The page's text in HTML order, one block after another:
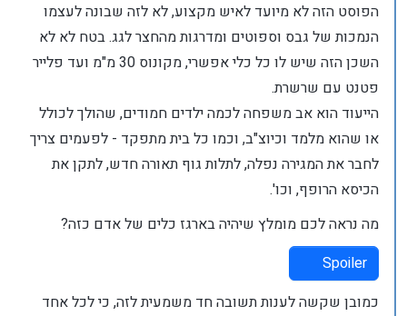
הפוסט הזה לא מיועד לאיש מקצוע, לא לזה שבונה לעצמו
הנמכות של גבס וספוטים ומדרגות מהחצר לגג. בטח לא לא
השכן הזה שיש לו כל כלי אפשרי, מקונוס 30 מ"מ ועד פלייר
פטנט עם שרשרת.
הייעוד הוא אב משפחה לכמה ילדים חמודים, שהולך לכולל
או שהוא מלמד וכיוצ"ב, וכמו כל בית מתפקד - לפעמים צריך
לחבר את המגירה נפלה, לתלות גוף תאורה חדש, לתקן את
הכיסא הרופף, וכו'.
מה נראה לכם מומלץ שיהיה בארגז כלים של אדם כזה?
Spoiler
כמובן שקשה לענות תשובה חד משמעית לזה, כי לכל אחד